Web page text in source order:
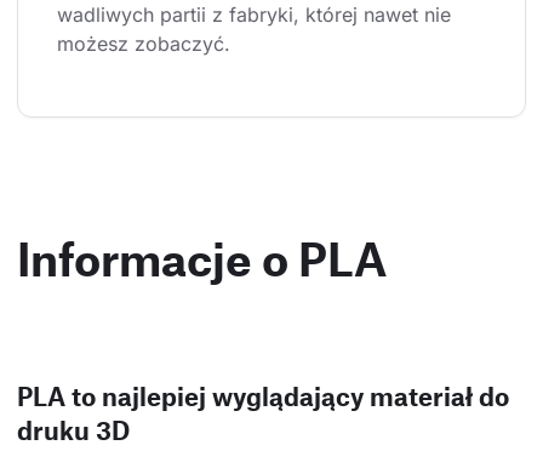
wadliwych partii z fabryki, której nawet nie
możesz zobaczyć.
Informacje o PLA
PLA to najlepiej wyglądający materiał do
druku 3D